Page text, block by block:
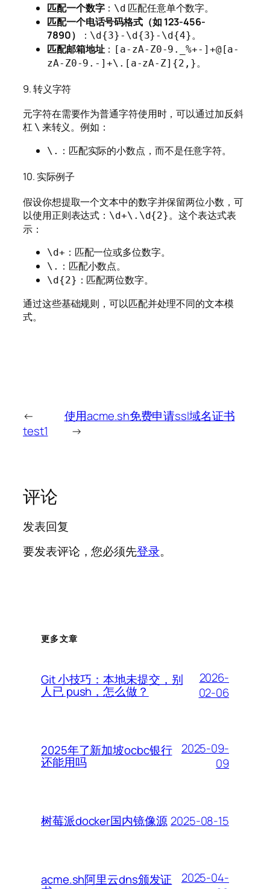
匹配一个数字： \d 匹配任意单个数字。
匹配一个电话号码格式（如 123-456-
7890）
： \d{3}-\d{3}-\d{4}。
匹配邮箱地址： [a-zA-Z0-9._%+-]+@[a-
zA-Z0-9.-]+\.[a-zA-Z]{2,}。
9. 转义字符
元字符在需要作为普通字符使用时，可以通过加反斜
杠 \ 来转义。例如：
\. ：匹配实际的小数点，而不是任意字符。
10. 实际例子
假设你想提取一个文本中的数字并保留两位小数，可
以使用正则表达式： \d+\.\d{2}。这个表达式表
示：
\d+ ：匹配一位或多位数字。
\. ：匹配小数点。
\d{2} ：匹配两位数字。
通过这些基础规则，可以匹配并处理不同的文本模
式。
←
test1
使用acme.sh免费申请ssl域名证书
→
评论
发表回复
要发表评论，您必须先登录。
更多文章
Git 小技巧：本地未提交，别
人已 push，怎么做？
2026-
02-06
2025年了新加坡ocbc银行
还能用吗
2025-09-
09
树莓派docker国内镜像源 2025-08-15
acme.sh阿里云dns颁发证
2025-04-